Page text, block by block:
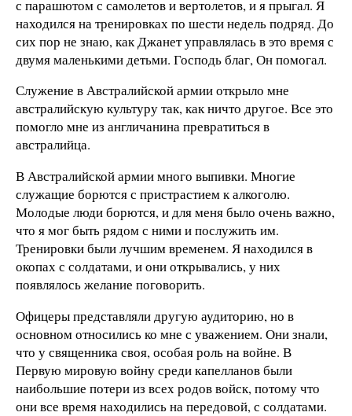
с парашютом с самолетов и вертолетов, и я прыгал. Я
находился на тренировках по шести недель подряд. До
сих пор не знаю, как Джанет управлялась в это время с
двумя маленькими детьми. Господь благ, Он помогал.
Служение в Австралийской армии открыло мне
австралийскую культуру так, как ничто другое. Все это
помогло мне из англичанина превратиться в
австралийца.
В Австралийской армии много выпивки. Многие
служащие борются с пристрастием к алкоголю.
Молодые люди борются, и для меня было очень важно,
что я мог быть рядом с ними и послужить им.
Тренировки были лучшим временем. Я находился в
окопах с солдатами, и они открывались, у них
появлялось желание поговорить.
Офицеры представляли другую аудиторию, но в
основном относились ко мне с уважением. Они знали,
что у священника своя, особая роль на войне. В
Первую мировую войну среди капелланов были
наибольшие потери из всех родов войск, потому что
они все время находились на передовой, с солдатами.